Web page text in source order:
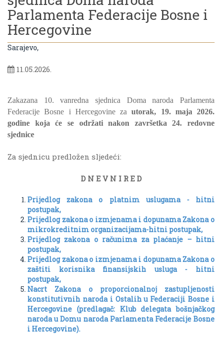
Parlamenta Federacije Bosne i
Hercegovine
Sarajevo,
11.05.2026.
Zakazana 10. vanredna sjednica Doma naroda Parlamenta
Federacije Bosne i Hercegovine za utorak, 19. maja 2026.
godine koja će se održati nakon završetka 24. redovne
sjednice
Za sjednicu predložen sljedeći:
D N E V N I R E D
Prijedlog zakona o platnim uslugama - hitni
postupak,
Prijedlog zakona o izmjenama i dopunama Zakona o
mikrokreditnim organizacijama-hitni postupak,
Prijedlog zakona o računima za plaćanje – hitni
postupak,
Prijedlog zakona o izmjenama i dopunama Zakona o
zaštiti korisnika finansijskih usluga - hitni
postupak,
Nacrt Zakona o proporcionalnoj zastupljenosti
konstitutivnih naroda i Ostalih u Federaciji Bosne i
Hercegovine (predlagač: Klub delegata bošnjačkog
naroda u Domu naroda Parlamenta Federacije Bosne
i Hercegovine).